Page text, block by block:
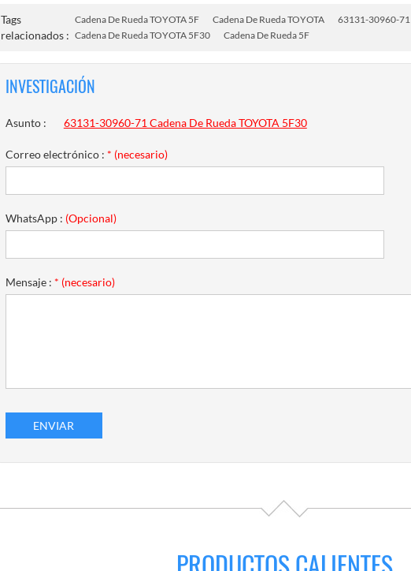
Tags
relacionados :
Cadena De Rueda TOYOTA 5F Cadena De Rueda TOYOTA 63131-30960-71
Cadena De Rueda TOYOTA 5F30
Cadena De Rueda 5F
INVESTIGACIÓN
Asunto : 63131-30960-71 Cadena De Rueda TOYOTA 5F30
Correo electrónico : * (necesario)
WhatsApp : (Opcional)
Mensaje : * (necesario)